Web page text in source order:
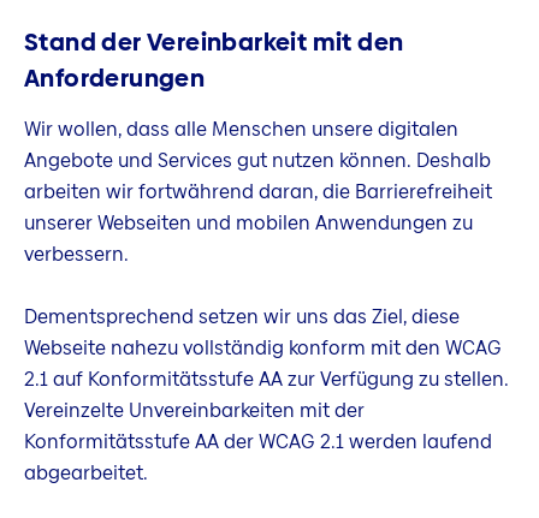
Stand der Vereinbarkeit mit den
Anforderungen
Wir wollen, dass alle Menschen unsere digitalen
Angebote und Services gut nutzen können. Deshalb
arbeiten wir fortwährend daran, die Barrierefreiheit
unserer Webseiten und mobilen Anwendungen zu
verbessern.
Dementsprechend setzen wir uns das Ziel, diese
Webseite nahezu vollständig konform mit den WCAG
2.1 auf Konformitätsstufe AA zur Verfügung zu stellen.
Vereinzelte Unvereinbarkeiten mit der
Konformitätsstufe AA der WCAG 2.1 werden laufend
abgearbeitet.